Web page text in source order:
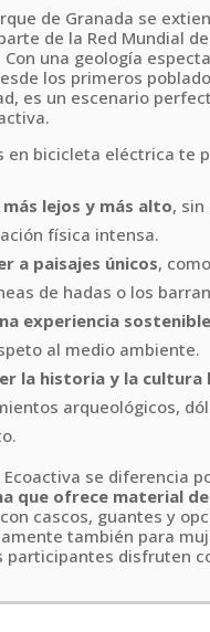
de Granada se
de la Red Mundial
Con una geología
los primeros
es un escenario
en bicicleta eléctrica te
lejos y más alto,
física intensa.
a paisajes únicos,
de hadas o los
experiencia sostenible
al medio ambiente.
la historia y la cultura
arqueológicos,
Ecoactiva se diferencia
que ofrece material
cascos, guantes y
también para
participantes disfruten